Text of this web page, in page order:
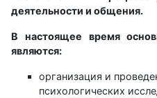
деятельности и общения.
В настоящее время
являются:
организация и
психологических